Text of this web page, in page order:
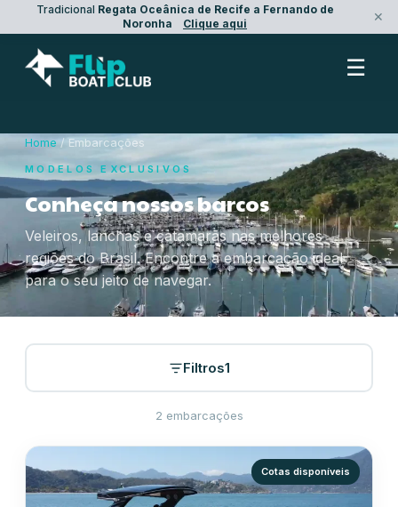
Tradicional Regata Oceânica de Recife a Fernando de
Noronha
Clique aqui ✕
☰
Home/ Embarcações
MODELOS EXCLUSIVOS
Conheça nossos barcos
Veleiros, lanchas e catamarãs nas melhores
regiões do Brasil. Encontre a embarcação ideal
para o seu jeito de navegar.
Filtros1
2 embarcações
Cotas disponíveis